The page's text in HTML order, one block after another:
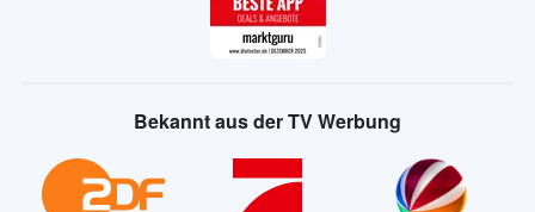
Bekannt aus der TV Werbung